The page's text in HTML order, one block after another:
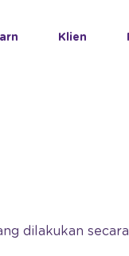
Klien
dilakukan